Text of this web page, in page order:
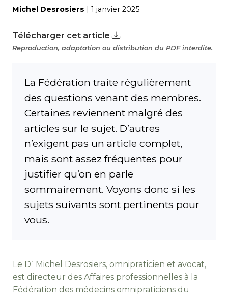
Michel Desrosiers | 1 janvier 2025
Télécharger cet article
Reproduction, adaptation ou distribution du PDF interdite.
La Fédération traite régulièrement
des questions venant des membres.
Certaines reviennent malgré des
articles sur le sujet. D’autres
n’exigent pas un article complet,
mais sont assez fréquentes pour
justifier qu’on en parle
sommairement. Voyons donc si les
sujets suivants sont pertinents pour
vous.
Le Dr Michel Desrosiers, omnipraticien et avocat,
est directeur des Affaires professionnelles à la
Fédération des médecins omnipraticiens du